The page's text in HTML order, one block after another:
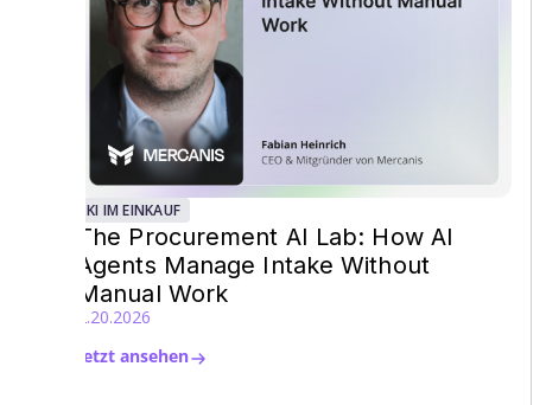
KI IM EINKAUF
The Procurement AI Lab: How AI
Agents Manage Intake Without
Manual Work
2.20.2026
Jetzt ansehen